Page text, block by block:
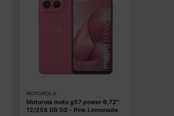
MOTOROLA
Motorola moto g57 power 6,72"
12/256 GB 5G - Pink Lemonade